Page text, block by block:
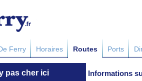
Ferry Horaires Routes Ports
Informations